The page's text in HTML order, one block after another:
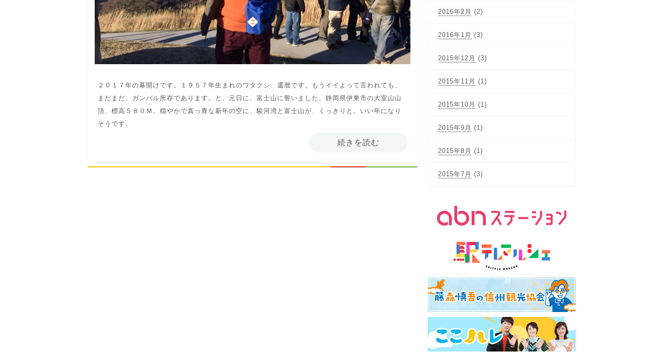
２０１７年の幕開けです。１９５７年生まれのワタクシ、還暦です。もうイイよって言われても、
まだまだ、ガンバル所存であります。と、元日に、富士山に誓いました。静岡県伊東市の大室山山
頂、標高５８０Ｍ。穏やかで真っ青な新年の空に、駿河湾と富士山が、くっきりと。いい年になり
そうです。
続きを読む
2016年2月 (2)
2016年1月 (3)
2015年12月 (3)
2015年11月 (1)
2015年10月 (1)
2015年9月 (1)
2015年8月 (1)
2015年7月 (3)